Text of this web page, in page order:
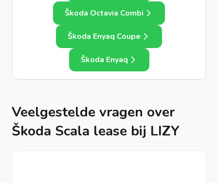
Škoda Octavia Combi
Škoda Enyaq Coupe
Škoda Enyaq
Veelgestelde vragen over
Škoda Scala lease bij LIZY